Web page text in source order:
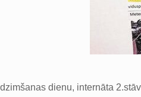
dienu, internāta